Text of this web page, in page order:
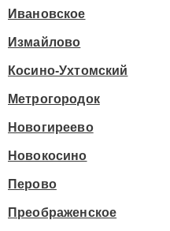
Ивановское
Измайлово
Косино-Ухтомский
Метрогородок
Новогиреево
Новокосино
Перово
Преображенское